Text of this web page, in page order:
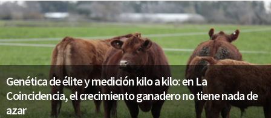
Genética de élite y medición kilo a kilo: en La
Coincidencia, el crecimiento ganadero no tiene nada de
azar